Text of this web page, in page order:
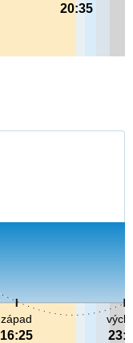
20:35
západ
16:25